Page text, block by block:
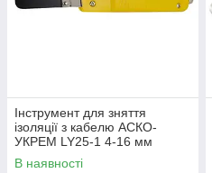
Інструмент для зняття
ізоляції з кабелю АСКО-
УКРЕМ LY25-1 4-16 мм
(A0170010030)
В наявності